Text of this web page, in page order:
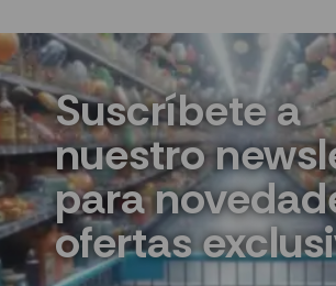
Suscríbete a
nuestro
para
ofertas